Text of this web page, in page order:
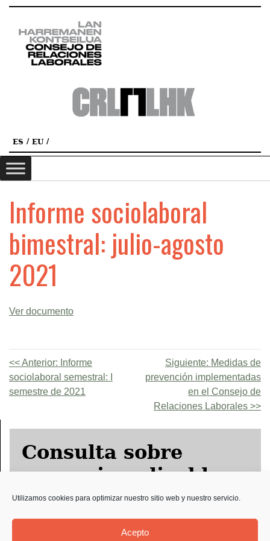
Utilizamos cookies para optimizar nuestro sitio web y nuestro servicio.
Acepto
ES EU
Informe sociolaboral
bimestral: julio-agosto
2021
Ver documento
Anterior: Informe
sociolaboral semestral: I
semestre de 2021
Siguiente: Medidas de
prevención implementadas
en el Consejo de
Relaciones Laborales
Consulta sobre
convenio aplicable
Solicitud Preco